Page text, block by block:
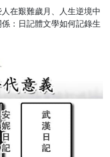
在艱難歲月、人生逆境中
：日記體文學如何記錄生